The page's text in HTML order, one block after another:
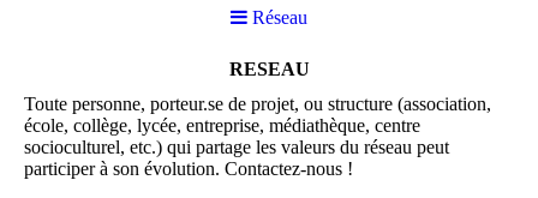
Réseau
RESEAU
Toute personne, porteur.se de projet, ou structure (association,
école, collège, lycée, entreprise, médiathèque, centre
socioculturel, etc.) qui partage les valeurs du réseau peut
participer à son évolution. Contactez-nous !